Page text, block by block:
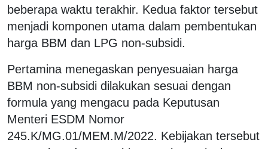
beberapa waktu terakhir. Kedua faktor tersebut
menjadi komponen utama dalam pembentukan
harga BBM dan LPG non-subsidi.
Pertamina menegaskan penyesuaian harga
BBM non-subsidi dilakukan sesuai dengan
formula yang mengacu pada Keputusan
Menteri ESDM Nomor
245.K/MG.01/MEM.M/2022. Kebijakan tersebut